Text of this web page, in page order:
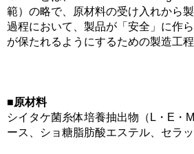
範）の略で、原材料の受け入れから
過程において、製品が「安全」に作
が保たれるようにするための製造工
■原材料
シイタケ菌糸体培養抽出物（L・E・
ース、ショ糖脂肪酸エステル、セラ